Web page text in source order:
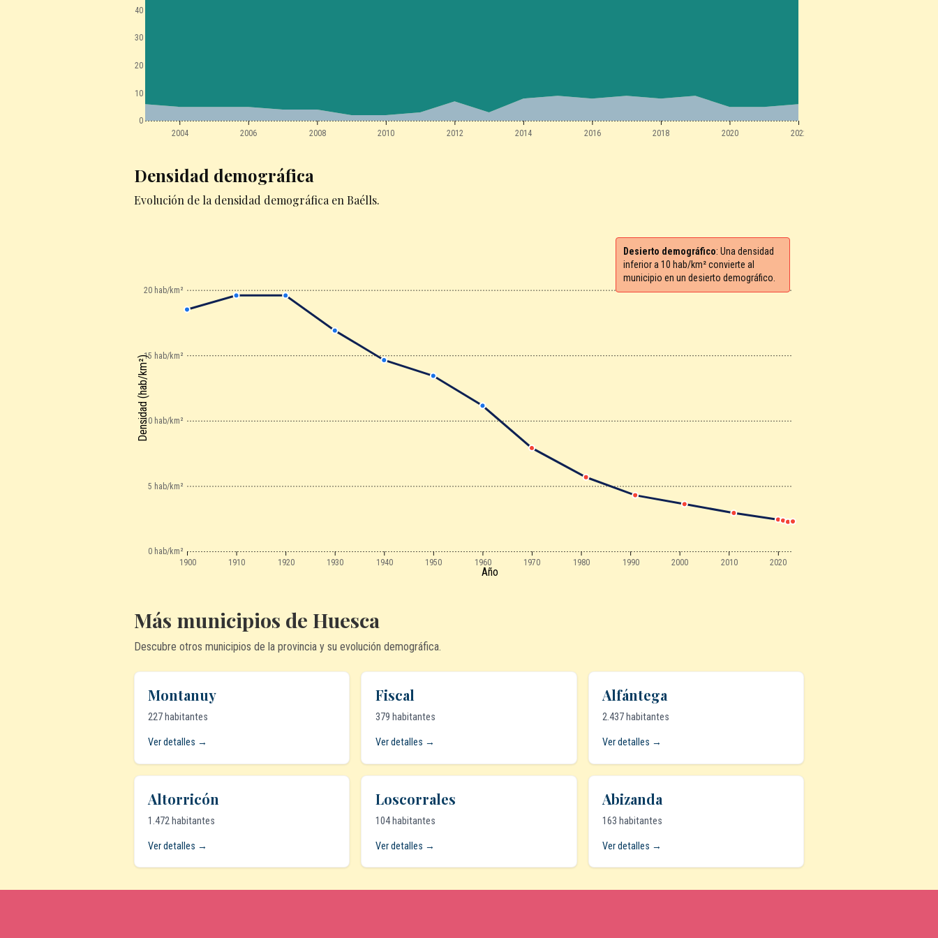
2004 2006 2008 2010 2012 2014 2016 2018 2020 2022
0
10
20
30
40
Densidad demográfica
Evolución de la densidad demográfica en Baélls.
1900 1910 1920 1930 1940 1950 1960 1970 1980 1990 2000 2010 2020
0 hab/km²
5 hab/km²
10 hab/km²
15 hab/km²
20 hab/km²
Año
Densidad (hab/km²)
Desierto demográfico: Una densidad
inferior a 10 hab/km² convierte al
municipio en un desierto demográfico.
Más municipios de Huesca
Descubre otros municipios de la provincia y su evolución demográfica.
Montanuy
227 habitantes
Ver detalles →
Fiscal
379 habitantes
Ver detalles →
Alfántega
2.437 habitantes
Ver detalles →
Altorricón
1.472 habitantes
Ver detalles →
Loscorrales
104 habitantes
Ver detalles →
Abizanda
163 habitantes
Ver detalles →